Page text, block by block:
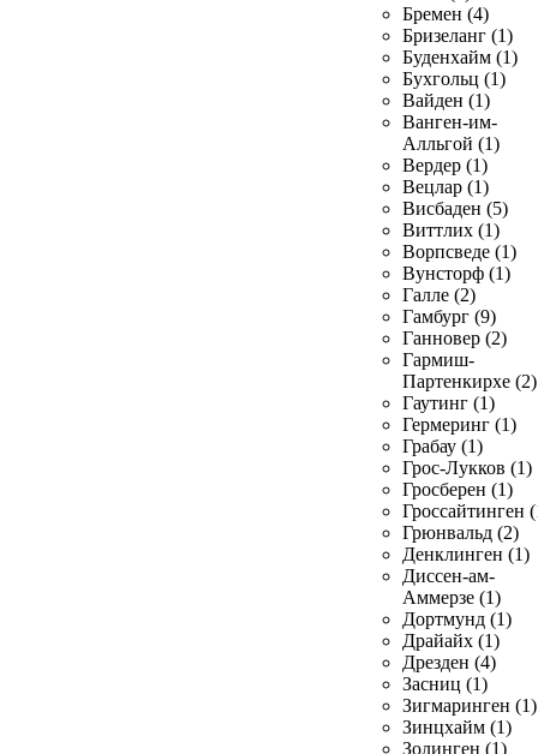
Бремен (4)
Бризеланг (1)
Буденхайм (1)
Бухгольц (1)
Вайден (1)
Ванген-им-
Алльгой (1)
Вердер (1)
Вецлар (1)
Висбаден (5)
Виттлих (1)
Ворпсведе (1)
Вунсторф (1)
Галле (2)
Гамбург (9)
Ганновер (2)
Гармиш-
Партенкирхе (2)
Гаутинг (1)
Гермеринг (1)
Грабау (1)
Грос-Лукков (1)
Гросберен (1)
Гроссайтинген
Грюнвальд (2)
Денклинген (1)
Диссен-ам-
Аммерзе (1)
Дортмунд (1)
Драйайх (1)
Дрезден (4)
Засниц (1)
Зигмаринген (1)
Зинцхайм (1)
Золинген (1)